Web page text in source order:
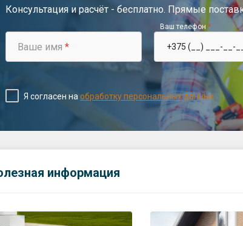
Консультация и расчёт - бесплатно. Прямые
Ваше имя *
Ваш телефон *
Я согласен на обработку персональных данных
информация